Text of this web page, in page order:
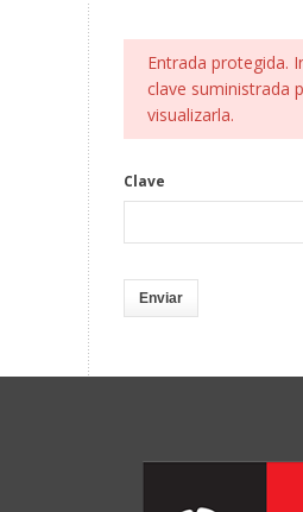
Entrada protegida.
clave suministrada
visualizarla.
Clave